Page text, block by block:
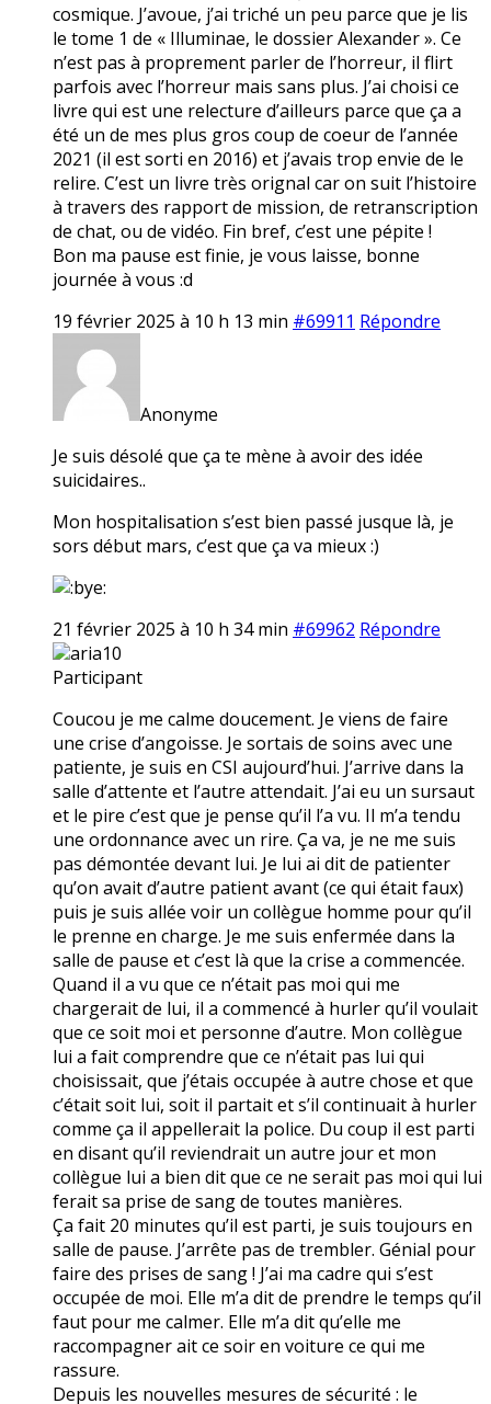
cosmique. J’avoue, j’ai triché un peu parce que je lis
le tome 1 de « Illuminae, le dossier Alexander ». Ce
n’est pas à proprement parler de l’horreur, il flirt
parfois avec l’horreur mais sans plus. J’ai choisi ce
livre qui est une relecture d’ailleurs parce que ça a
été un de mes plus gros coup de coeur de l’année
2021 (il est sorti en 2016) et j’avais trop envie de le
relire. C’est un livre très orignal car on suit l’histoire
à travers des rapport de mission, de retranscription
de chat, ou de vidéo. Fin bref, c’est une pépite !
Bon ma pause est finie, je vous laisse, bonne
journée à vous :d
19 février 2025 à 10 h 13 min #69911 Répondre
Anonyme
Je suis désolé que ça te mène à avoir des idée
suicidaires..
Mon hospitalisation s’est bien passé jusque là, je
sors début mars, c’est que ça va mieux :)
21 février 2025 à 10 h 34 min #69962 Répondre
aria10
Participant
Coucou je me calme doucement. Je viens de faire
une crise d’angoisse. Je sortais de soins avec une
patiente, je suis en CSI aujourd’hui. J’arrive dans la
salle d’attente et l’autre attendait. J’ai eu un sursaut
et le pire c’est que je pense qu’il l’a vu. Il m’a tendu
une ordonnance avec un rire. Ça va, je ne me suis
pas démontée devant lui. Je lui ai dit de patienter
qu’on avait d’autre patient avant (ce qui était faux)
puis je suis allée voir un collègue homme pour qu’il
le prenne en charge. Je me suis enfermée dans la
salle de pause et c’est là que la crise a commencée.
Quand il a vu que ce n’était pas moi qui me
chargerait de lui, il a commencé à hurler qu’il voulait
que ce soit moi et personne d’autre. Mon collègue
lui a fait comprendre que ce n’était pas lui qui
choisissait, que j’étais occupée à autre chose et que
c’était soit lui, soit il partait et s’il continuait à hurler
comme ça il appellerait la police. Du coup il est parti
en disant qu’il reviendrait un autre jour et mon
collègue lui a bien dit que ce ne serait pas moi qui lui
ferait sa prise de sang de toutes manières.
Ça fait 20 minutes qu’il est parti, je suis toujours en
salle de pause. J’arrête pas de trembler. Génial pour
faire des prises de sang ! J’ai ma cadre qui s’est
occupée de moi. Elle m’a dit de prendre le temps qu’il
faut pour me calmer. Elle m’a dit qu’elle me
raccompagner ait ce soir en voiture ce qui me
rassure.
Depuis les nouvelles mesures de sécurité : le